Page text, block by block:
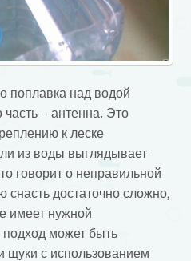
поплавка над водой
– антенна. Это
к леске
из воды выглядывает
говорит о неправильной
снасть достаточно сложно,
имеет нужной
подход может быть
щуки с использованием